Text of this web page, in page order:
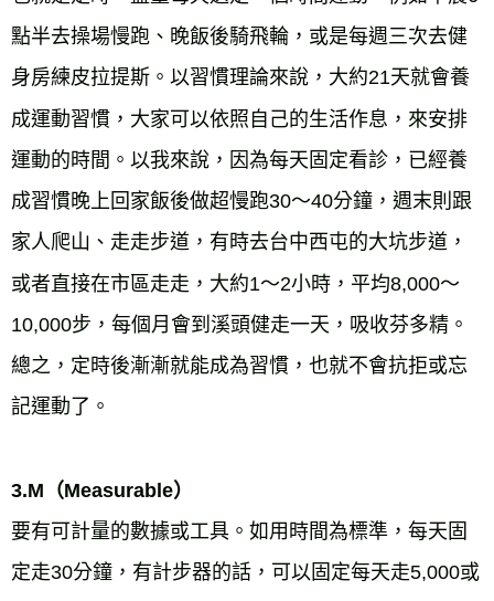
點半去操場慢跑、晚飯後騎飛輪，或是每週三次去健
身房練皮拉提斯。以習慣理論來說，大約21天就會養
成運動習慣，大家可以依照自己的生活作息，來安排
運動的時間。以我來說，因為每天固定看診，已經養
成習慣晚上回家飯後做超慢跑30～40分鐘，週末則跟
家人爬山、走走步道，有時去台中西屯的大坑步道，
或者直接在市區走走，大約1～2小時，平均8,000～
10,000步，每個月會到溪頭健走一天，吸收芬多精。
總之，定時後漸漸就能成為習慣，也就不會抗拒或忘
記運動了。
3.M（Measurable）
要有可計量的數據或工具。如用時間為標準，每天固
定走30分鐘，有計步器的話，可以固定每天走5,000或